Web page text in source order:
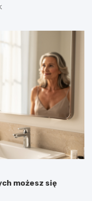
możesz się